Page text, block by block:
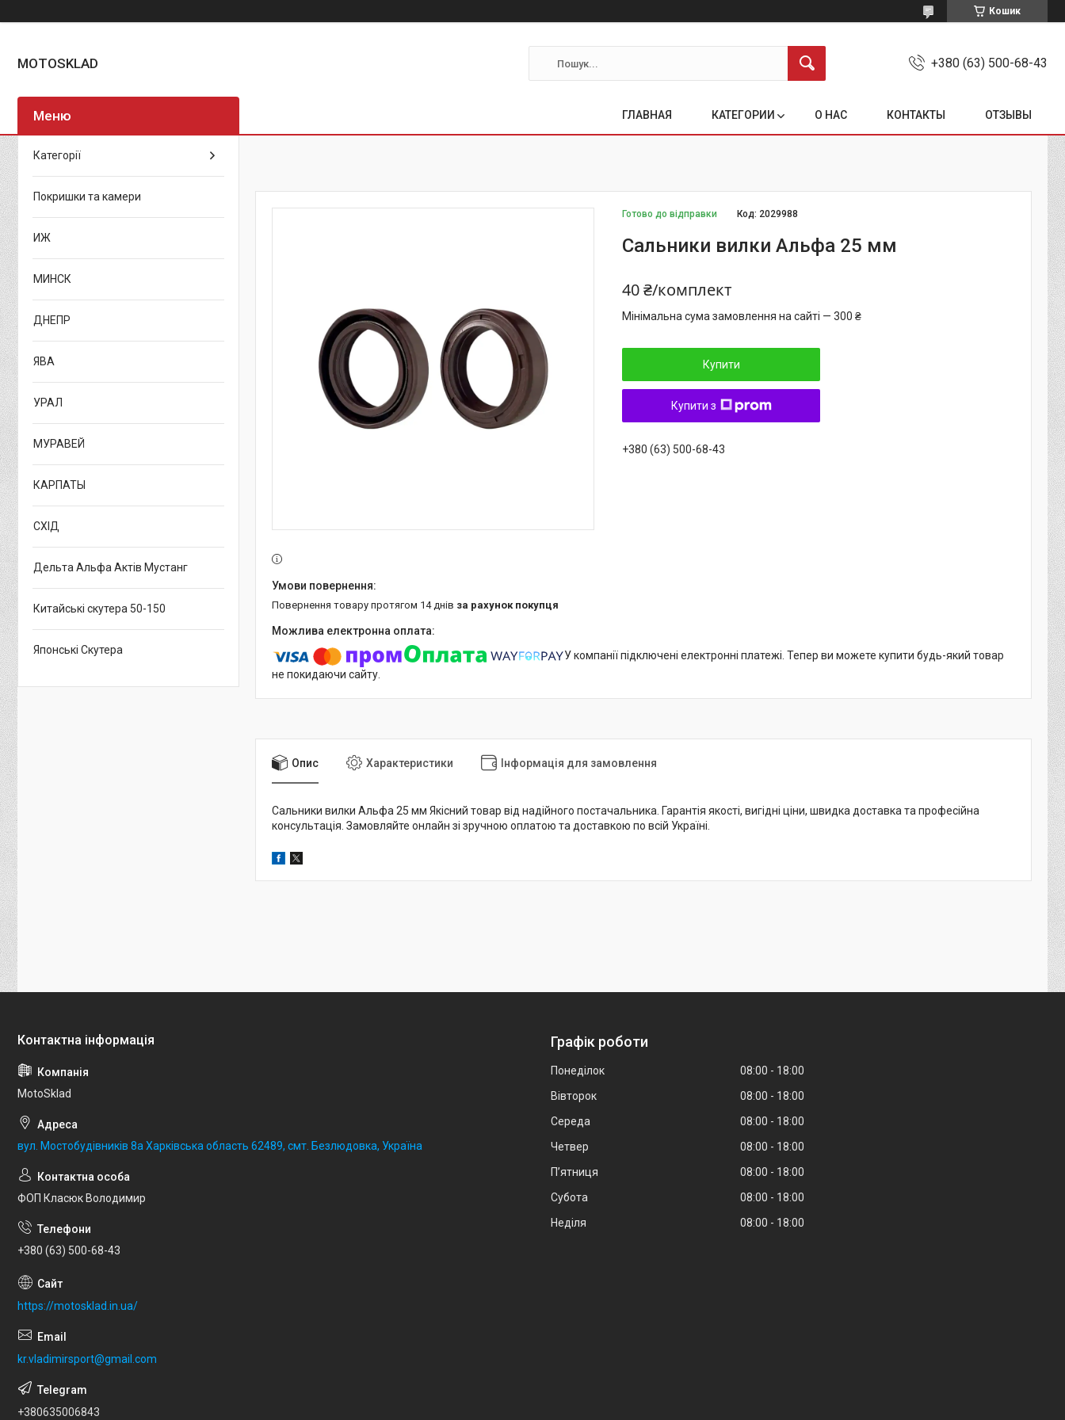
Кошик
MOTOSKLAD +380 (63) 500-68-43
ГЛАВНАЯ КАТЕГОРИИ О НАС КОНТАКТЫ ОТЗЫВЫ
Готово до відправки Код: 2029988
Сальники вилки Альфа 25 мм
40 ₴/комплект
Мінімальна сума замовлення на сайті — 300 ₴
Купити
Купити з
+380 (63) 500-68-43
повернення товару протягом 14 днів за рахунок покупця
У компанії підключені електронні платежі. Тепер ви можете купити будь-який товар
не покидаючи сайту.
Опис Характеристики Інформація для замовлення
Сальники вилки Альфа 25 мм Якісний товар від надійного постачальника. Гарантія якості, вигідні ціни, швидка доставка та професійна
консультація. Замовляйте онлайн зі зручною оплатою та доставкою по всій Україні.
Категорії
Покришки та камери
ИЖ
МИНСК
ДНЕПР
ЯВА
УРАЛ
МУРАВЕЙ
КАРПАТЫ
СХІД
Дельта Альфа Актів Мустанг
Китайські скутера 50-150
Японські Скутера
MotoSklad
вул. Мостобудівників 8а Харківська область 62489, смт. Безлюдовка, Україна
ФОП Класюк Володимир
+380 (63) 500-68-43
https://motosklad.in.ua/
kr.vladimirsport@gmail.com
+380635006843
Графік роботи
Понеділок 08:00
18:00
Вівторок
08:00
18:00
Середа
08:00
18:00
Четвер
08:00
18:00
Пʼятниця
08:00
18:00
Субота
08:00
18:00
Неділя
08:00 18:00